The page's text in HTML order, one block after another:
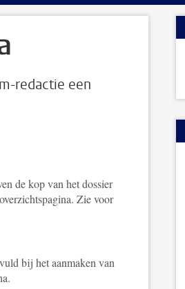
redactie een
de kop van het dossier
Zie voor
bij het aanmaken van